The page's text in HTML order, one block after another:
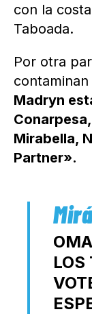
con la
Taboada.
Por otra
contaminan
Madryn
Mirabella,
Partner».
LOS